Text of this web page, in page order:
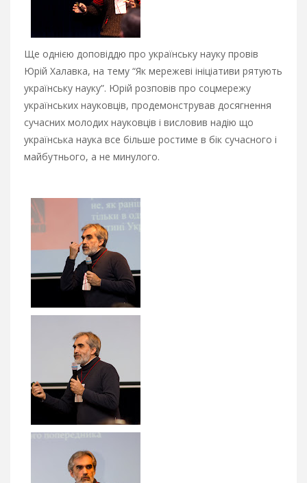
Ще однією доповіддю про українську науку провів
Юрій Халавка, на тему “Як мережеві ініціативи рятують
українську науку”. Юрій розповів про соцмережу
українських науковців, продемонстрував досягнення
сучасних молодих науковців і висловив надію що
українська наука все більше ростиме в бік сучасного і
майбутнього, а не минулого.